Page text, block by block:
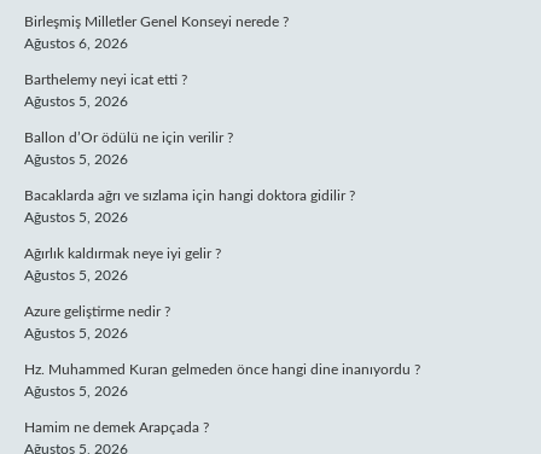
Birleşmiş Milletler Genel Konseyi nerede ?
Ağustos 6, 2026
Barthelemy neyi icat etti ?
Ağustos 5, 2026
Ballon d’Or ödülü ne için verilir ?
Ağustos 5, 2026
Bacaklarda ağrı ve sızlama için hangi doktora gidilir ?
Ağustos 5, 2026
Ağırlık kaldırmak neye iyi gelir ?
Ağustos 5, 2026
Azure geliştirme nedir ?
Ağustos 5, 2026
Hz. Muhammed Kuran gelmeden önce hangi dine inanıyordu ?
Ağustos 5, 2026
Hamim ne demek Arapçada ?
Ağustos 5, 2026